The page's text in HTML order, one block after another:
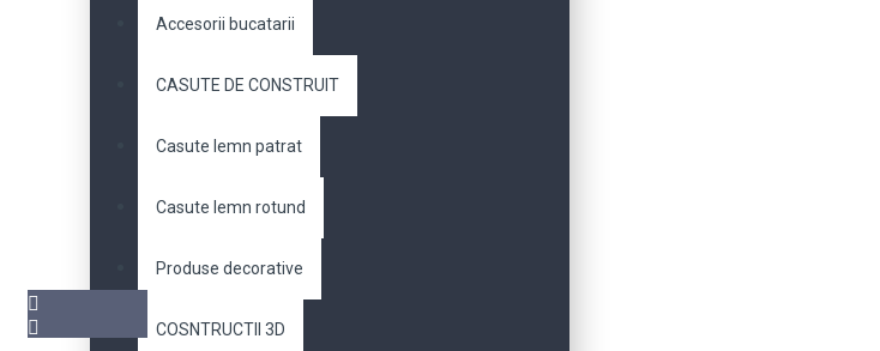
Accesorii bucatarii
CASUTE DE CONSTRUIT
Casute lemn patrat
Casute lemn rotund
Produse decorative
COSNTRUCTII 3D